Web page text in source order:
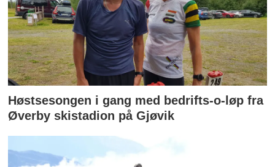
Høstsesongen i gang med bedrifts-o-løp fra
Øverby skistadion på Gjøvik